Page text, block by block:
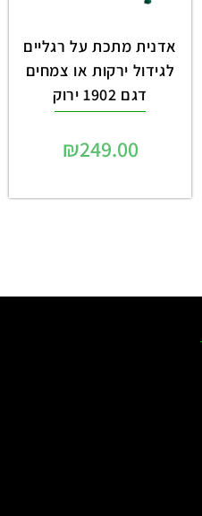
אדנית מתכת על רגליים
לגידול ירקות או צמחים
דגם 1902 ירוק
₪249.00